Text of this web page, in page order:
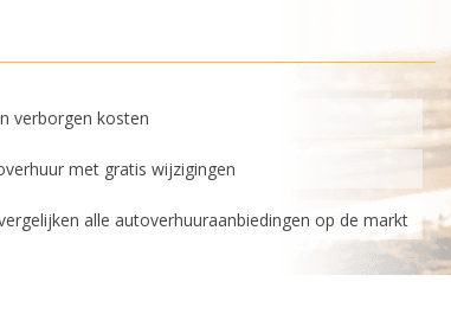
verborgen kosten
met gratis wijzigingen
alle autoverhuuraanbiedingen op de markt